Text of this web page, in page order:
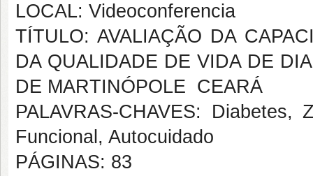
LOCAL: Videoconferencia
TÍTULO: AVALIAÇÃO DA
DA QUALIDADE DE VIDA DE
DE MARTINÓPOLE  CEARÁ
PALAVRAS-CHAVES:
Funcional, Autocuidado
PÁGINAS: 83